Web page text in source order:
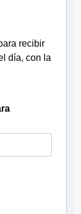
recibir
día, con la